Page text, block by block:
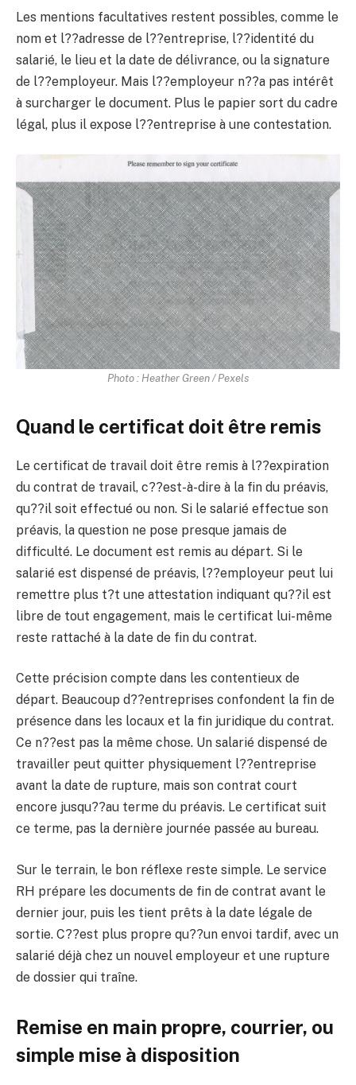
Les mentions facultatives restent possibles, comme le
nom et l??adresse de l??entreprise, l??identité du
salarié, le lieu et la date de délivrance, ou la signature
de l??employeur. Mais l??employeur n??a pas intérêt
à surcharger le document. Plus le papier sort du cadre
légal, plus il expose l??entreprise à une contestation.
Photo : Heather Green / Pexels
Quand le certificat doit être remis
Le certificat de travail doit être remis à l??expiration
du contrat de travail, c??est-à-dire à la fin du préavis,
qu??il soit effectué ou non. Si le salarié effectue son
préavis, la question ne pose presque jamais de
difficulté. Le document est remis au départ. Si le
salarié est dispensé de préavis, l??employeur peut lui
remettre plus t?t une attestation indiquant qu??il est
libre de tout engagement, mais le certificat lui-même
reste rattaché à la date de fin du contrat.
Cette précision compte dans les contentieux de
départ. Beaucoup d??entreprises confondent la fin de
présence dans les locaux et la fin juridique du contrat.
Ce n??est pas la même chose. Un salarié dispensé de
travailler peut quitter physiquement l??entreprise
avant la date de rupture, mais son contrat court
encore jusqu??au terme du préavis. Le certificat suit
ce terme, pas la dernière journée passée au bureau.
Sur le terrain, le bon réflexe reste simple. Le service
RH prépare les documents de fin de contrat avant le
dernier jour, puis les tient prêts à la date légale de
sortie. C??est plus propre qu??un envoi tardif, avec un
salarié déjà chez un nouvel employeur et une rupture
de dossier qui traîne.
Remise en main propre, courrier, ou
simple mise à disposition